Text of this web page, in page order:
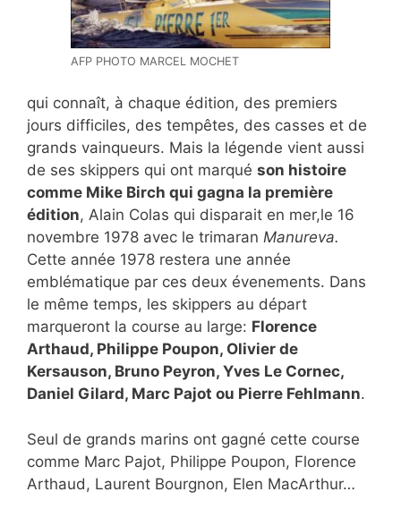
AFP PHOTO MARCEL MOCHET
qui connaît, à chaque édition, des premiers
jours difficiles, des tempêtes, des casses et de
grands vainqueurs. Mais la légende vient aussi
de ses skippers qui ont marqué son histoire
comme Mike Birch qui gagna la première
édition, Alain Colas qui disparait en mer,le 16
novembre 1978 avec le trimaran Manureva.
Cette année 1978 restera une année
emblématique par ces deux évenements. Dans
le même temps, les skippers au départ
marqueront la course au large: Florence
Arthaud, Philippe Poupon, Olivier de
Kersauson, Bruno Peyron, Yves Le Cornec,
Daniel Gilard, Marc Pajot ou Pierre Fehlmann.
Seul de grands marins ont gagné cette course
comme Marc Pajot, Philippe Poupon, Florence
Arthaud, Laurent Bourgnon, Elen MacArthur…